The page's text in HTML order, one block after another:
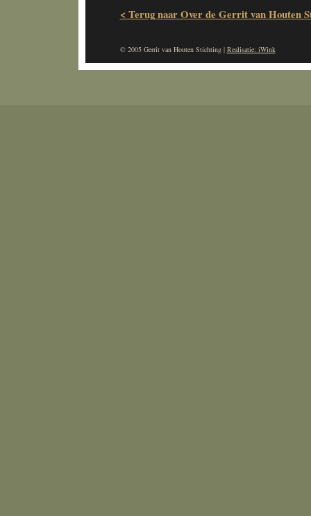
< Terug naar Over de Gerrit van Houten
© 2005 Gerrit van Houten Stichting | Realisatie: iWink